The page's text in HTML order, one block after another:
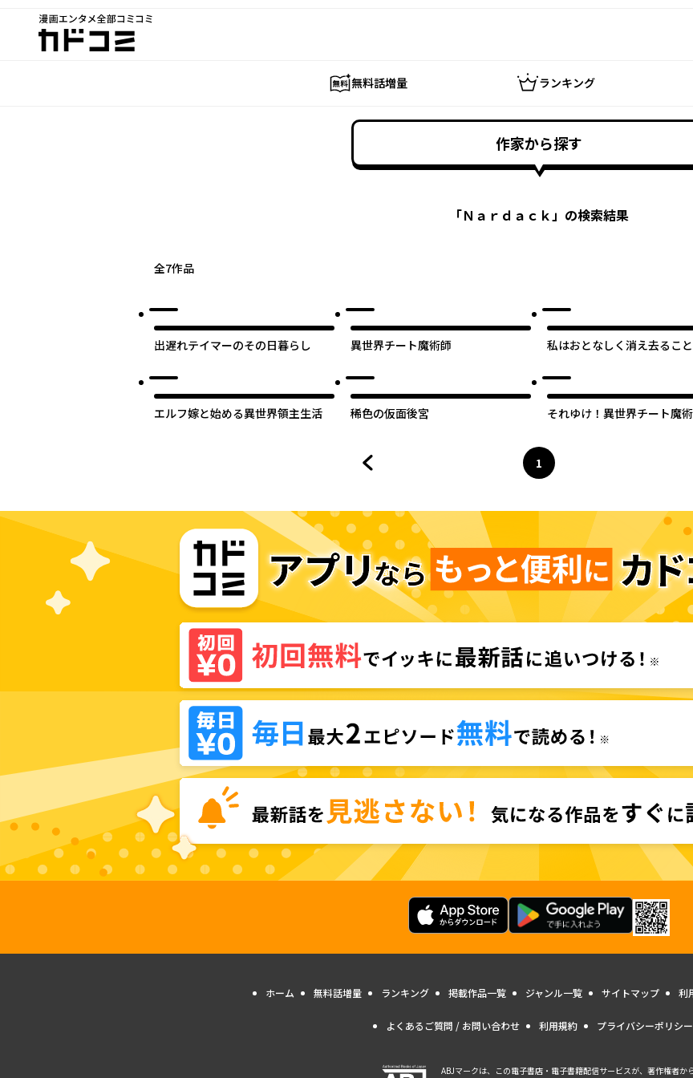
漫画エンタメ全部コミコミ
カドコミ
無料話増量 ランキング
作家から探す
「Ｎａｒｄａｃｋ」の検索結果
全7作品
出遅れテイマーのその日暮らし 異世界チート魔術師
私はおとなしく消え去るこ
エルフ嫁と始める異世界領主生活 稀色の仮面後宮 それゆけ！異世界チート魔
ページ
1
へ
ホーム 無料話増量 ランキング 掲載作品一覧 ジャンル一覧 サイトマップ 利
よくあるご質問 / お問い合わせ 利用規約 プライバシーポリシー
ABJマークは、この電子書店・電子書籍配信サービスが、著作権者か